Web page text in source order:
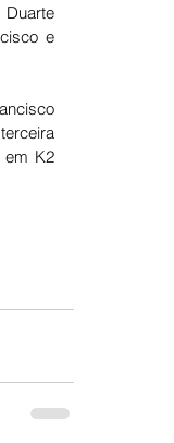
Duarte
e
em K2